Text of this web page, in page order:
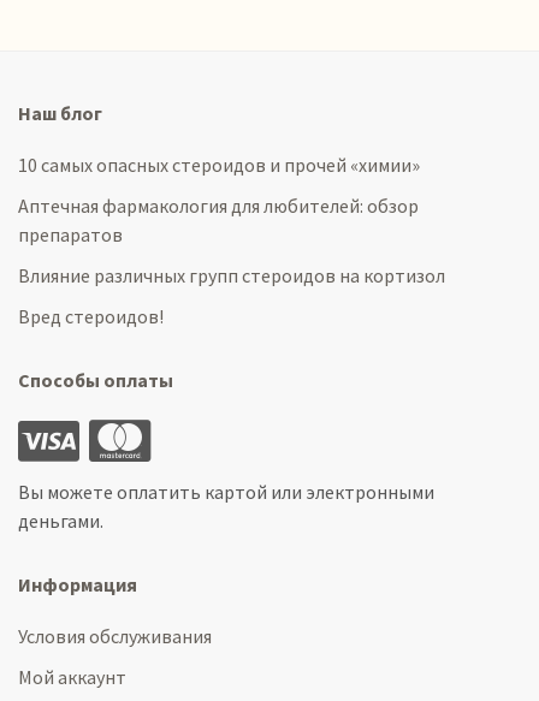
Наш блог
10 самых опасных стероидов и прочей «химии»
Аптечная фармакология для любителей: обзор
препаратов
Влияние различных групп стероидов на кортизол
Вред стероидов!
Способы оплаты
Вы можете оплатить картой или электронными
деньгами.
Информация
Условия обслуживания
Мой аккаунт